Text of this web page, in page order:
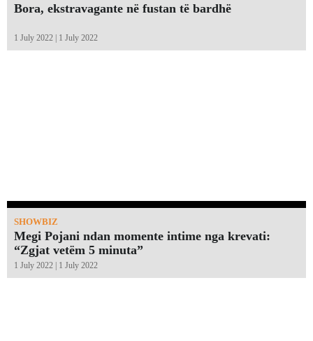
Bora, ekstravagante në fustan të bardhë
1 July 2022 | 1 July 2022
SHOWBIZ
Megi Pojani ndan momente intime nga krevati:
“Zgjat vetëm 5 minuta”￼
1 July 2022 | 1 July 2022